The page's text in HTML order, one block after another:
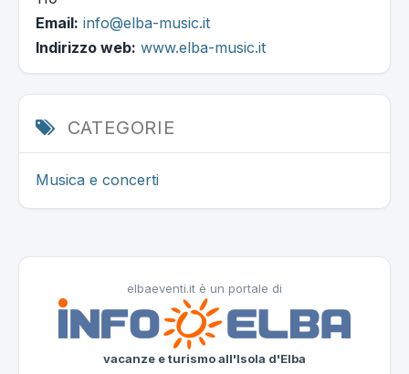
Email: info@elba-music.it
Indirizzo web: www.elba-music.it
CATEGORIE
Musica e concerti
elbaeventi.it è un portale di
vacanze e turismo all'Isola d'Elba